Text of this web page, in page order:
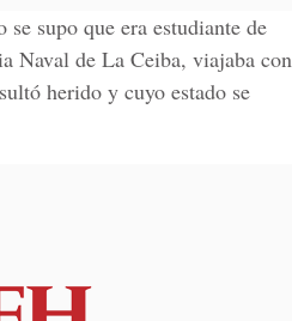
supo que era estudiante de
Naval de La Ceiba, viajaba con
herido y cuyo estado se